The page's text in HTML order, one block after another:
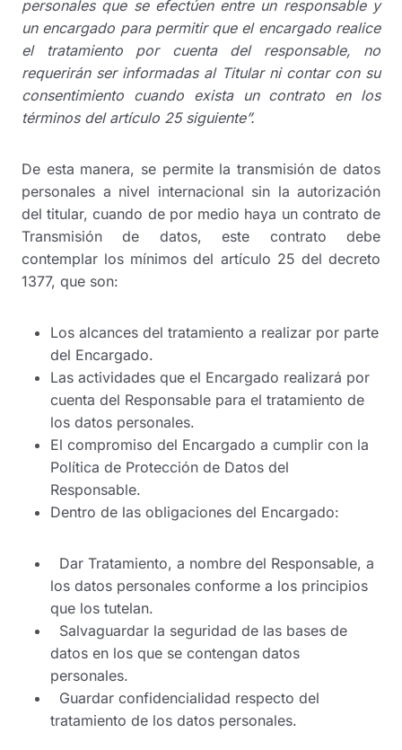
personales que se efectúen entre un responsable y
un encargado para permitir que el encargado realice
el tratamiento por cuenta del responsable, no
requerirán ser informadas al Titular ni contar con su
consentimiento cuando exista un contrato en los
términos del artículo 25 siguiente”.
De esta manera, se permite la transmisión de datos
personales a nivel internacional sin la autorización
del titular, cuando de por medio haya un contrato de
Transmisión de datos, este contrato debe
contemplar los mínimos del artículo 25 del decreto
1377, que son:
Los alcances del tratamiento a realizar por parte
del Encargado.
Las actividades que el Encargado realizará por
cuenta del Responsable para el tratamiento de
los datos personales.
El compromiso del Encargado a cumplir con la
Política de Protección de Datos del
Responsable.
Dentro de las obligaciones del Encargado:
Dar Tratamiento, a nombre del Responsable, a
los datos personales conforme a los principios
que los tutelan.
Salvaguardar la seguridad de las bases de
datos en los que se contengan datos
personales.
Guardar confidencialidad respecto del
tratamiento de los datos personales.